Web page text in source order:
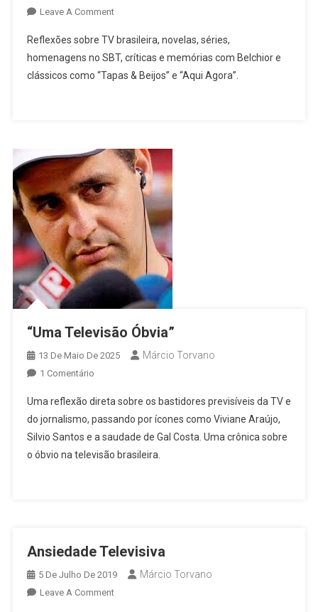
Leave A CommentOn
Que
Eu
Tanto
Reflexões sobre TV brasileira, novelas, séries,
homenagens no SBT, críticas e memórias com Belchior e
clássicos como “Tapas & Beijos” e “Aqui Agora”.
“Uma Televisão Óbvia”
13 De Maio De 2025 Márcio Torvano
1 ComentárioEm
Televisão
Óbvia”
Uma reflexão direta sobre os bastidores previsíveis da TV e
do jornalismo, passando por ícones como Viviane Araújo,
Silvio Santos e a saudade de Gal Costa. Uma crônica sobre
o óbvio na televisão brasileira.
Ansiedade Televisiva
5 De Julho De 2019 Márcio Torvano
Leave A CommentOn